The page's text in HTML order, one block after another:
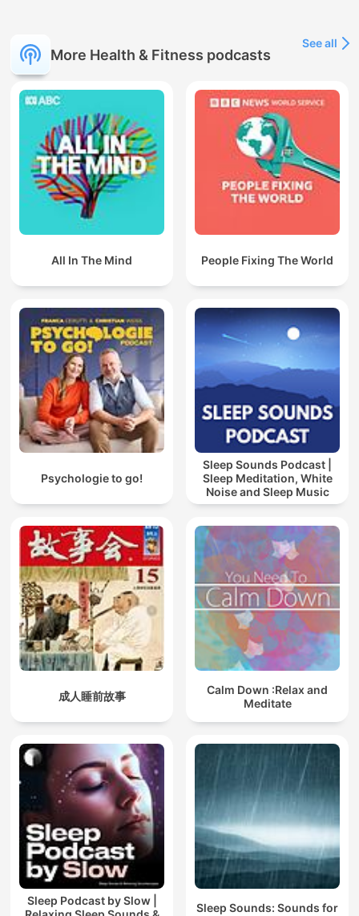
More Health & Fitness podcasts
See all
All In The Mind People Fixing The World
Psychologie to go!
Sleep Sounds Podcast |
Sleep Meditation, White
Noise and Sleep Music
成人睡前故事
Calm Down :Relax and
Meditate
Sleep Podcast by Slow |
Sleep Sounds: Sounds for